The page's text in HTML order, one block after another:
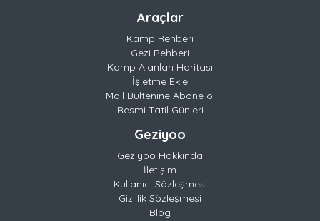
Araçlar
Kamp Rehberi
Gezi Rehberi
Kamp Alanları Haritası
İşletme Ekle
Mail Bültenine Abone ol
Resmi Tatil Günleri
Geziyoo
Geziyoo Hakkında
İletişim
Kullanıcı Sözleşmesi
Gizlilik Sözleşmesi
Blog